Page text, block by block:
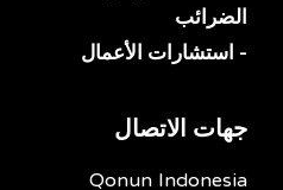
الضرائب
- استشارات الأعمال
جهات الاتصال